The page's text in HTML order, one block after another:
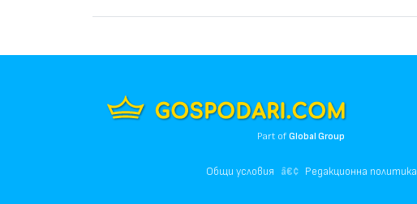
Part ofGlobal Group
Общи условия Редакционна политика